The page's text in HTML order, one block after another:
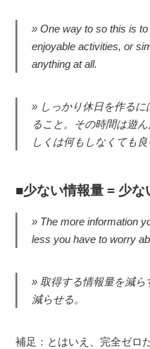
One way to so this is
enjoyable activities, or
anything at all.
しっかり休日を作る
ること。その時間は遊
しくは何もしなくても良
少ない情報量 = 少な
The more information
less you have to worry
取得する情報量を減
減らせる。
補足：とはいえ、完全ゼロ